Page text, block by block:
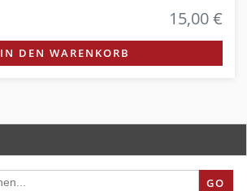
15,00 €
IN DEN WARENKORB
GO